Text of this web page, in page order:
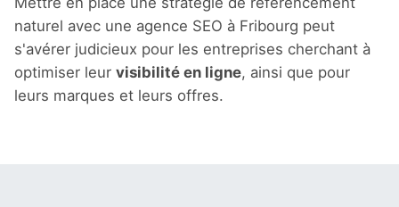
naturel avec une agence SEO à Fribourg peut
s'avérer judicieux pour les entreprises cherchant à
optimiser leur visibilité en ligne, ainsi que pour
leurs marques et leurs offres.